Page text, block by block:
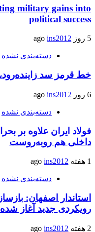
military gains into
political success
5 روز ago ins2012
دسته‌بندی نشده
خط قرمز سد زاینده‌رود، ۲۳۶ میلیون مترمکعب است
6 روز ago ins2012
دسته‌بندی نشده
فولاد ایران علاوه بر
داخلی هم روبه‌روست
1 هفته ago ins2012
دسته‌بندی نشده
استاندار اصفهان:
رویکردی جدید آغاز
2 هفته ago ins2012